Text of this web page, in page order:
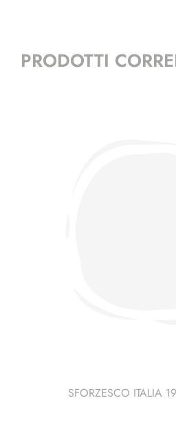
PRODOTTI
SFORZESCO ITALIA